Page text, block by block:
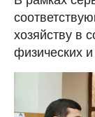
хозяйству в
физических